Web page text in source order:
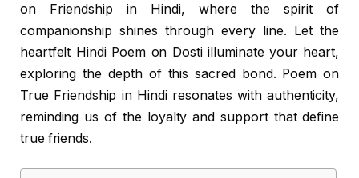
on Friendship in Hindi, where the spirit of
companionship shines through every line. Let the
heartfelt Hindi Poem on Dosti illuminate your heart,
exploring the depth of this sacred bond. Poem on
True Friendship in Hindi resonates with authenticity,
reminding us of the loyalty and support that define
true friends.